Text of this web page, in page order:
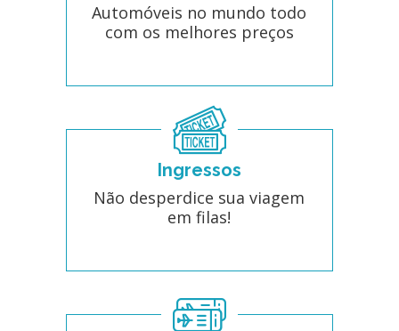
Automóveis no mundo todo
com os melhores preços
Ingressos
Não desperdice sua viagem
em filas!